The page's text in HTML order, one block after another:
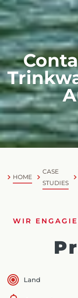
HOME
CASE
STUDIES
WIR
Land